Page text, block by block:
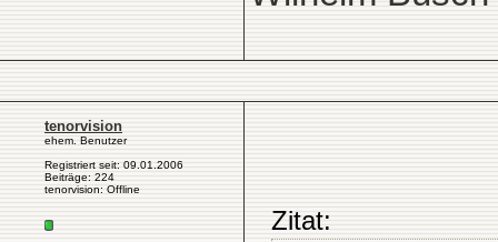
tenorvision
ehem. Benutzer
Registriert seit: 09.01.2006
Beiträge: 224
tenorvision: Offline
Zitat: